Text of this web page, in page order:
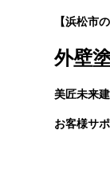
【浜松市
外壁
美匠未来
お客様サ